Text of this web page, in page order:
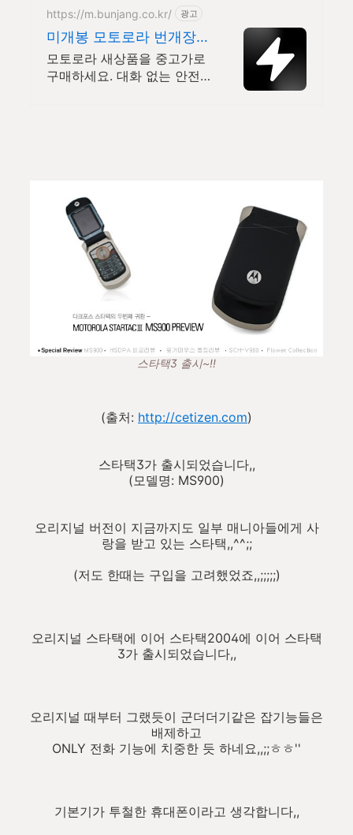
https://m.bunjang.co.kr/ 광고
미개봉 모토로라 번개장터
국내 최대 브랜드 중고거
래
모토로라 새상품을 중고가로
구매하세요. 대화 없는 안전
스타택3 출시~!!
(출처: http://cetizen.com)
스타택3가 출시되었습니다,,
(모델명: MS900)
오리지널 버전이 지금까지도 일부 매니아들에게 사
랑을 받고 있는 스타택,,^^;;
(저도 한때는 구입을 고려했었죠,,;;;;;)
오리지널 스타택에 이어 스타택2004에 이어 스타택
3가 출시되었습니다,,
오리지널 때부터 그랬듯이 군더더기같은 잡기능들은
배제하고
ONLY 전화 기능에 치중한 듯 하네요,,;;ㅎㅎ''
기본기가 투철한 휴대폰이라고 생각합니다,,